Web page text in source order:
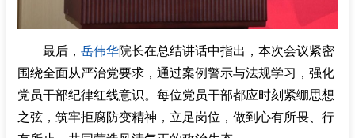
最后， 岳伟华院长在总结讲话中指出，本次会议紧密
围绕全面从严治党要求，通过案例警示与法规学习，强化
党员干部纪律红线意识。每位党员干部都应时刻紧绷思想
之弦，筑牢拒腐防变精神，立足岗位，做到心有所畏、行